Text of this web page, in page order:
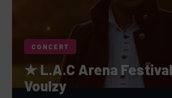
CONCERT
★ L.A.C Arena
Voulzy